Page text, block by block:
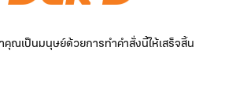
คุณเป็นมนุษย์ด้วยการทำคำสั่งนี้ให้เสร็จสิ้น